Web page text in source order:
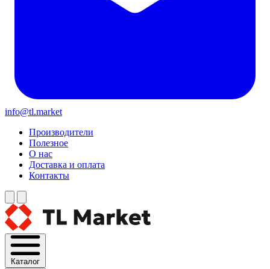
info@tl.market
Производители
Полезное
О нас
Доставка и оплата
Контакты
Каталог